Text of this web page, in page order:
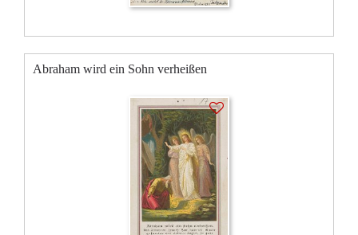
Abraham wird ein Sohn verheißen